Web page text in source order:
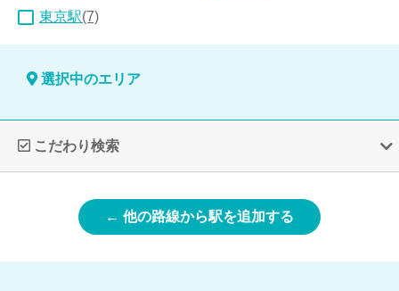
東京駅(7)
選択中のエリア
こだわり検索
← 他の路線から駅を追加する